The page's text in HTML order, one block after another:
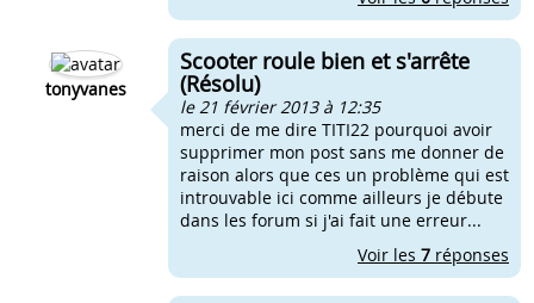
tonyvanes
Scooter roule bien et s'arrête
(Résolu)
le 21 février 2013 à 12:35
merci de me dire TITI22 pourquoi avoir
supprimer mon post sans me donner de
raison alors que ces un problème qui est
introuvable ici comme ailleurs je débute
dans les forum si j'ai fait une erreur...
Voir les 7 réponses